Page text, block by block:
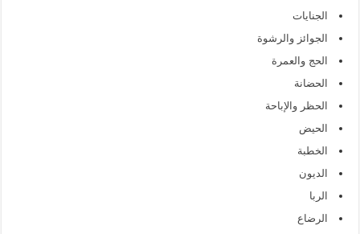
الجنايات
الجوائز والرشوة
الحج والعمرة
الحضانة
الحظر والإباحة
الحيض
الخطبة
الديون
الربا
الرضاع